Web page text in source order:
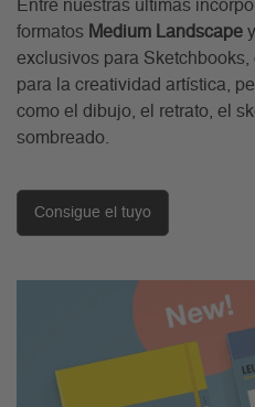
Entre nuestras últimas
formatos Medium Landscape y
exclusivos para
para la creatividad artística,
como el dibujo, el retrato, el
sombreado.
Consigue el tuyo